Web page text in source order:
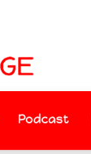
Podcast